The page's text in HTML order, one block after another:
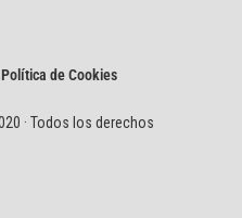
Política de Cookies
· Todos los derechos